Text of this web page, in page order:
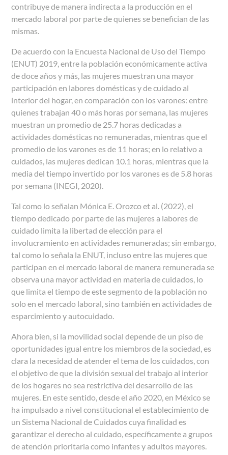
contribuye de manera indirecta a la producción en el
mercado laboral por parte de quienes se benefician de las
mismas.
De acuerdo con la Encuesta Nacional de Uso del Tiempo
(ENUT) 2019, entre la población económicamente activa
de doce años y más, las mujeres muestran una mayor
participación en labores domésticas y de cuidado al
interior del hogar, en comparación con los varones: entre
quienes trabajan 40 o más horas por semana, las mujeres
muestran un promedio de 25.7 horas dedicadas a
actividades domésticas no remuneradas, mientras que el
promedio de los varones es de 11 horas; en lo relativo a
cuidados, las mujeres dedican 10.1 horas, mientras que la
media del tiempo invertido por los varones es de 5.8 horas
por semana (INEGI, 2020).
Tal como lo señalan Mónica E. Orozco et al. (2022), el
tiempo dedicado por parte de las mujeres a labores de
cuidado limita la libertad de elección para el
involucramiento en actividades remuneradas; sin embargo,
tal como lo señala la ENUT, incluso entre las mujeres que
participan en el mercado laboral de manera remunerada se
observa una mayor actividad en materia de cuidados, lo
que limita el tiempo de este segmento de la población no
solo en el mercado laboral, sino también en actividades de
esparcimiento y autocuidado.
Ahora bien, si la movilidad social depende de un piso de
oportunidades igual entre los miembros de la sociedad, es
clara la necesidad de atender el tema de los cuidados, con
el objetivo de que la división sexual del trabajo al interior
de los hogares no sea restrictiva del desarrollo de las
mujeres. En este sentido, desde el año 2020, en México se
ha impulsado a nivel constitucional el establecimiento de
un Sistema Nacional de Cuidados cuya finalidad es
garantizar el derecho al cuidado, específicamente a grupos
de atención prioritaria como infantes y adultos mayores.